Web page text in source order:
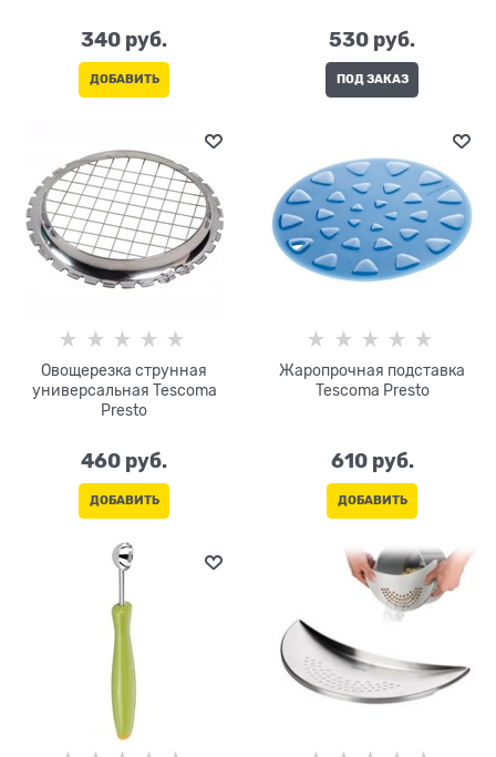
340 руб.
ДОБАВИТЬ
530 руб.
ПОД ЗАКАЗ
Овощерезка струнная
универсальная Tescoma
Presto
460 руб.
ДОБАВИТЬ
Жаропрочная подставка
Tescoma Presto
610 руб.
ДОБАВИТЬ